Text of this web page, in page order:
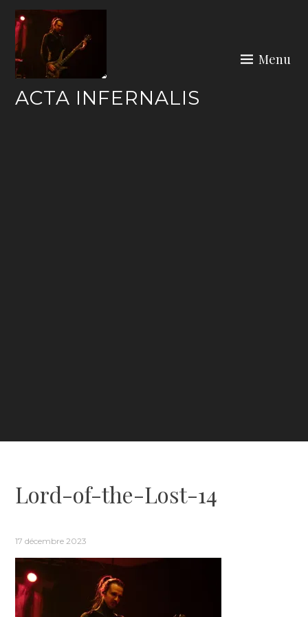
Skip
content
ACTA INFERNALIS
Menu
Lord-of-the-Lost-14
17 décembre 2023